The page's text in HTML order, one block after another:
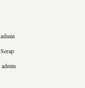
admin
Serap
admin